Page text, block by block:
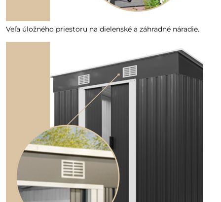
Veľa úložného priestoru na dielenské a záhradné náradie.